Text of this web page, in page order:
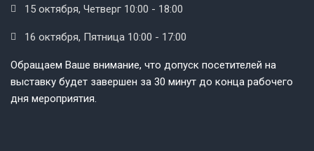
15 октября, Четверг 10:00 - 18:00
16 октября, Пятница 10:00 - 17:00
Обращаем Ваше внимание, что допуск посетителей на
выставку будет завершен за 30 минут до конца рабочего
дня мероприятия.